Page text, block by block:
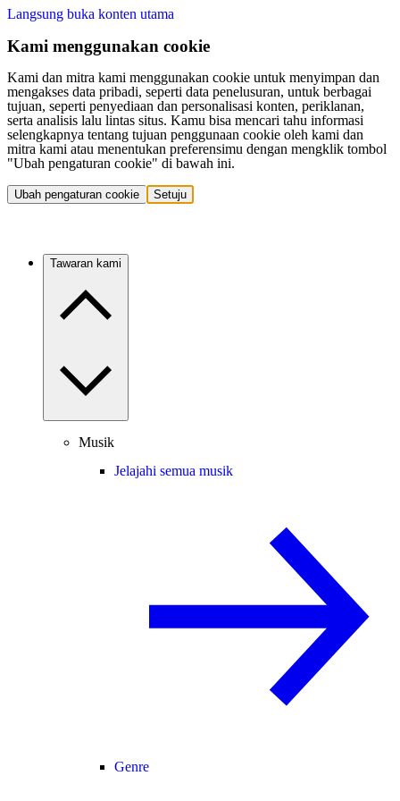
Langsung buka konten utama
Kami menggunakan cookie
Kami dan mitra kami menggunakan cookie untuk menyimpan dan
mengakses data pribadi, seperti data penelusuran, untuk berbagai
tujuan, seperti penyediaan dan personalisasi konten, periklanan,
serta analisis lalu lintas situs. Kamu bisa mencari tahu informasi
selengkapnya tentang tujuan penggunaan cookie oleh kami dan
mitra kami atau menentukan preferensimu dengan mengklik tombol
"Ubah pengaturan cookie" di bawah ini.
Ubah pengaturan cookie Setuju
Tawaran kami
Musik
Jelajahi semua musik
Genre